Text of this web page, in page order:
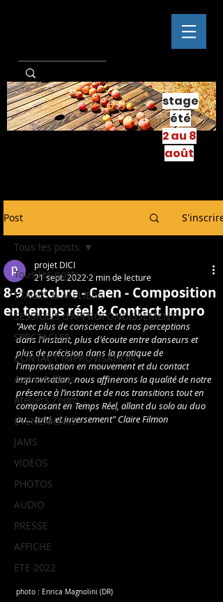
stage
été
2 au 8
août
Post S'inscrire
Tous les posts
STAGES & ATELIERS
SESSIONS d'APPROFONDISSEMENT
SPECTACLES
CONTACT IMPROVISATION
Ateliers Paris
Ateliers Zoom
EVENEMENTS
JAMS
VIDEOS
PHOTOS
AUDIO
PRESSE
AFFICHE
ETE 2022
Tous les posts
8-9 octobre - Caen - Composition
en temps réel & Contact Impro
projet DICI
21 sept. 2022 2 min de lecture
"Avec plus de conscience de nos perceptions
dans l'instant, plus d'écoute entre danseurs et
plus de précision dans la pratique de
l'improvisation en mouvement et du contact
improvisation, nous affinerons la qualité de notre
présence à l’instant et de nos transitions tout en
composant en Temps Réel, allant du solo au duo
au... tutti, et inversement" Claire Filmon
photo : Enrica Magnolini (DR)